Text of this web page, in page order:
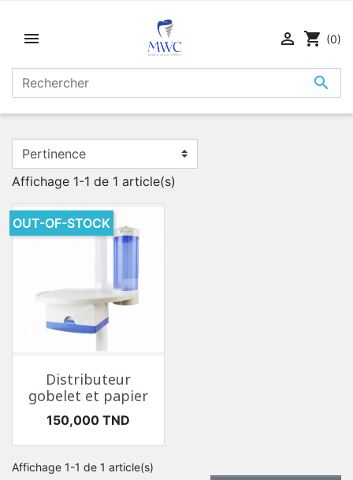


 shopping_cart (0)
Affichage 1-1 de 1 article(s)
Distributeur
gobelet et papier
Prix
150,000 TND
OUT-OF-STOCK
Affichage 1-1 de 1 article(s)